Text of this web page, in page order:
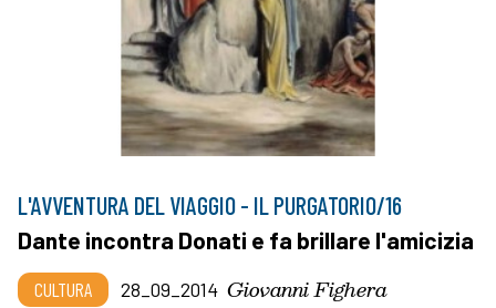
L'AVVENTURA DEL VIAGGIO - IL PURGATORIO/16
Dante incontra Donati e fa brillare l'amicizia
CULTURA 28_09_2014 Giovanni Fighera